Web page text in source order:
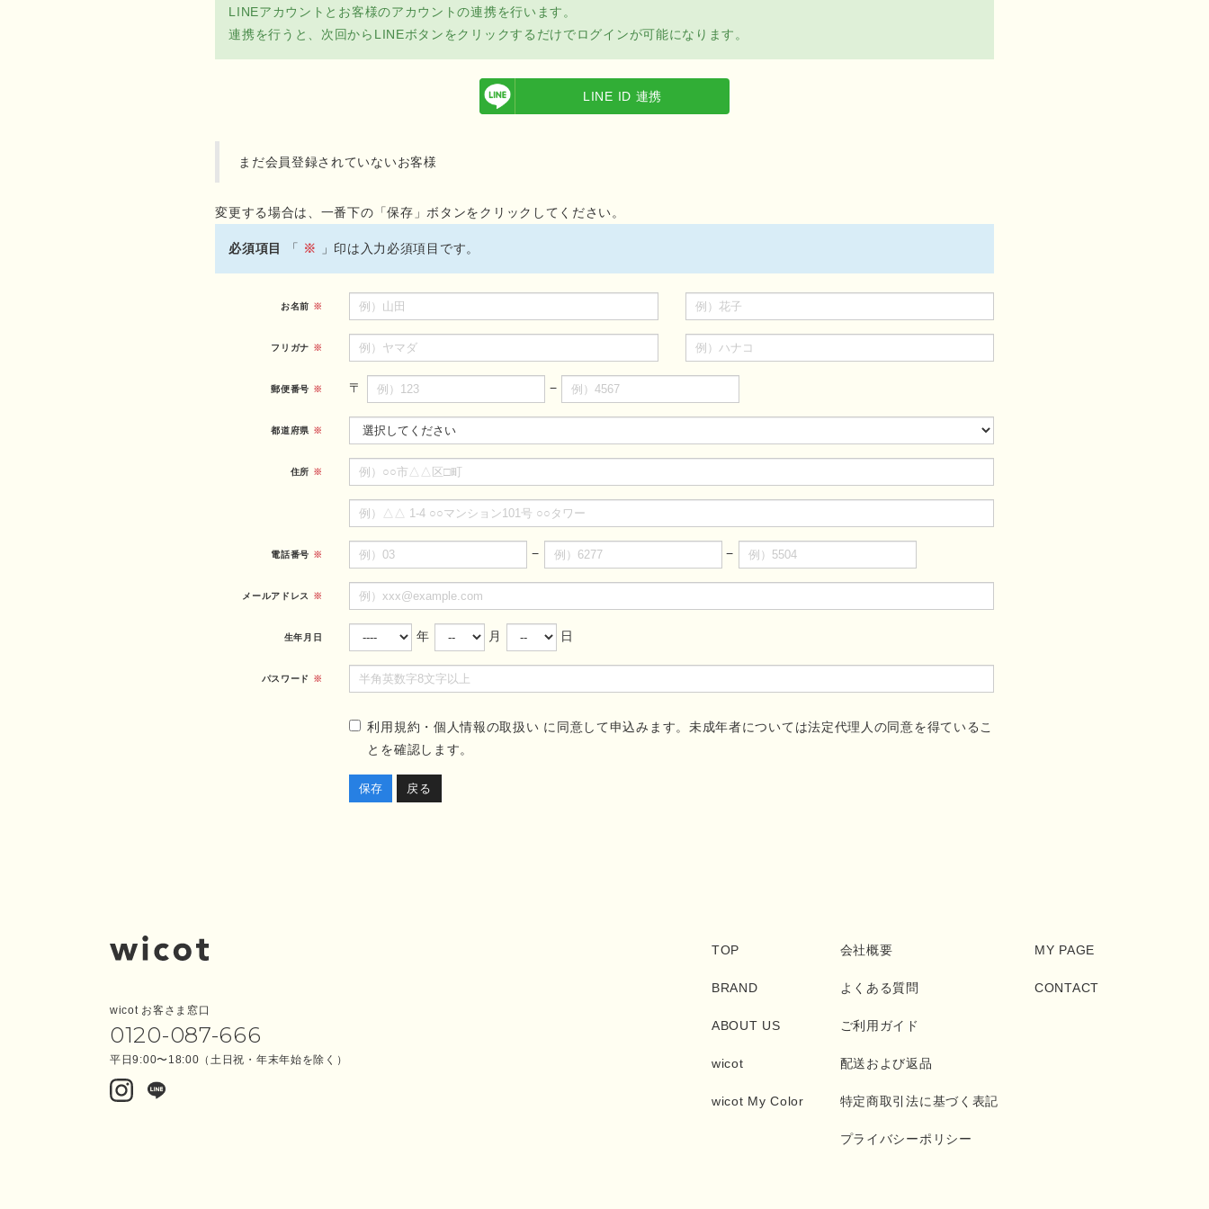
LINEアカウントとお客様のアカウントの連携を行います。
連携を行うと、次回からLINEボタンをクリックするだけでログインが可能になります。
LINE ID 連携
まだ会員登録されていないお客様
変更する場合は、一番下の「保存」ボタンをクリックしてください。
必須項目 「 ※ 」印は入力必須項目です。
お名前 ※
フリガナ ※
郵便番号 ※ 〒 −
都道府県 ※
住所 ※
電話番号 ※ − −
メールアドレス ※
生年月日 年 月 日
パスワード ※
利用規約・個人情報の取扱い に同意して申込みます。未成年者については法定代理人の同意を得ているこ
とを確認します。
戻る
wicot お客さま窓口
0120-087-666
平日9:00〜18:00（土日祝・年末年始を除く）
TOP
BRAND
ABOUT US
wicot
wicot My Color
会社概要
よくある質問
ご利用ガイド
配送および返品
特定商取引法に基づく表記
プライバシーポリシー
MY PAGE
CONTACT